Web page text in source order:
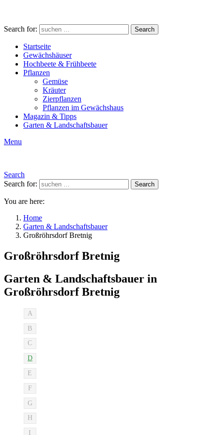
Search for: Search
Startseite
Gewächshäuser
Hochbeete & Frühbeete
Pflanzen
Gemüse
Kräuter
Zierpflanzen
Pflanzen im Gewächshaus
Magazin & Tipps
Garten & Landschaftsbauer
Menu
Search
Search for:
Search
You are here:
Home
Garten & Landschaftsbauer
Großröhrsdorf Bretnig
Großröhrsdorf Bretnig
Garten & Landschaftsbauer in
Großröhrsdorf Bretnig
A
B
C
D
E
F
G
H
I